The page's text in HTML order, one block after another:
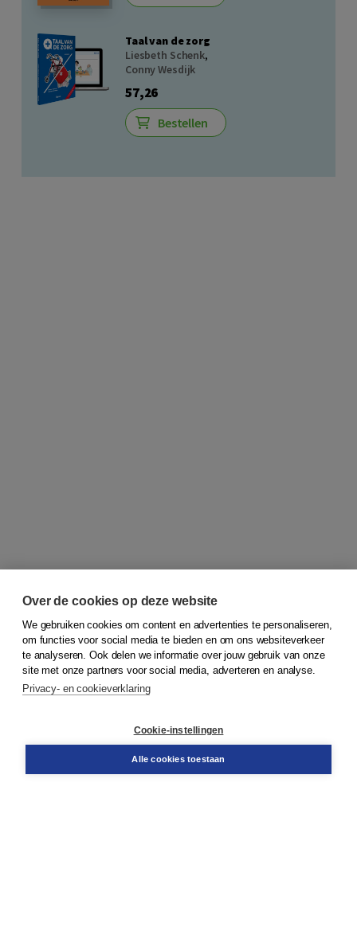
Taal van de zorg
Liesbeth Schenk,
Conny Wesdijk
57,26
Bestellen
© 2026Koninklijke Boom uitgevers
Bestellen
Over de cookies op deze website
We gebruiken cookies om content en advertenties te personaliseren,
om functies voor social media te bieden en om ons websiteverkeer
te analyseren. Ook delen we informatie over jouw gebruik van onze
site met onze partners voor social media, adverteren en analyse.
Privacy- en cookieverklaring
Cookie-instellingen
Alle cookies toestaan